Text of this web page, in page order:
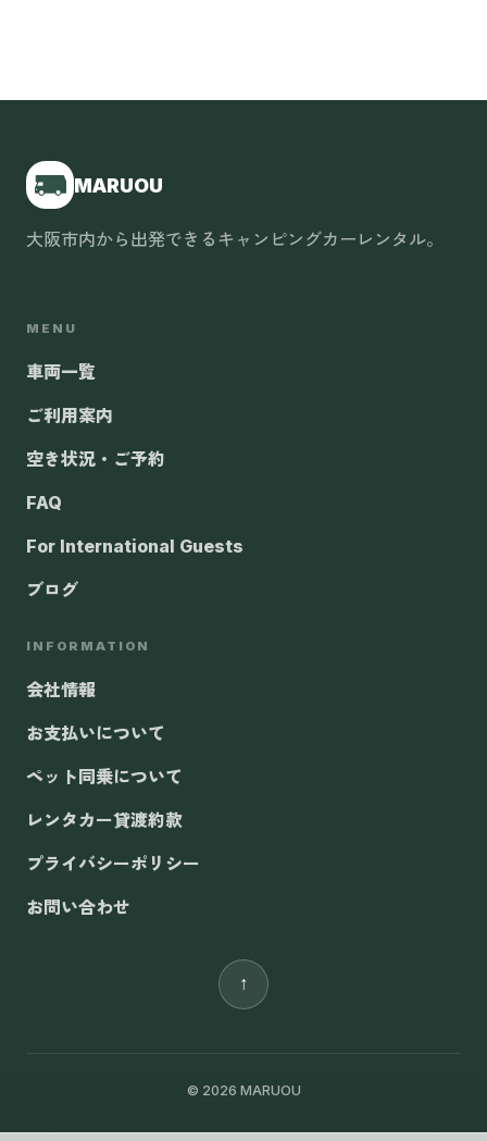
MARUOU
大阪市内から出発できるキャンピングカーレンタル。
MENU
車両一覧
ご利用案内
空き状況・ご予約
FAQ
For International Guests
ブログ
INFORMATION
会社情報
お支払いについて
ペット同乗について
レンタカー貸渡約款
プライバシーポリシー
お問い合わせ
↑
© 2026 MARUOU